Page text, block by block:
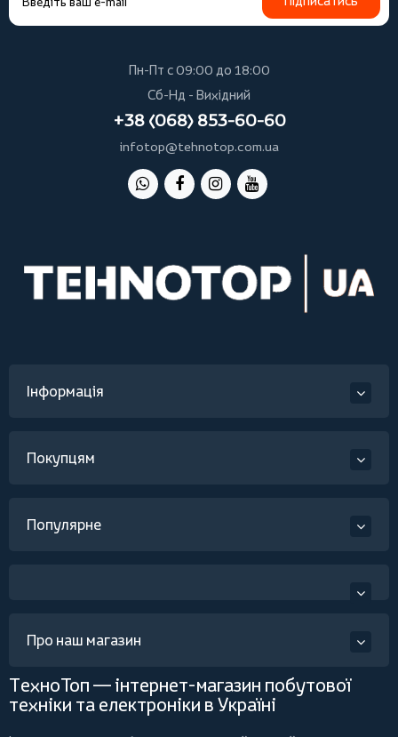
Пн-Пт с 09:00 до 18:00
Сб-Нд - Вихідний
+38 (068) 853-60-60
infotop@tehnotop.com.ua
Інформація
Покупцям
Популярне
Про наш магазин
ТехноТоп — інтернет-магазин побутової
техніки та електроніки в Україні